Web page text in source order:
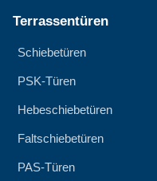
Terrassentüren
Schiebetüren
PSK-Türen
Hebeschiebetüren
Faltschiebetüren
PAS-Türen